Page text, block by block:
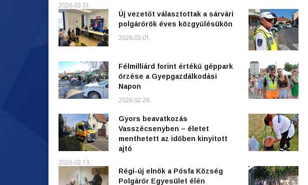
2026.03.01.
Új vezetőt választottak a sárvári
polgárőrök éves közgyűlésükön
2026.03.01.
Félmilliárd forint értékű géppark
őrzése a Gyepgazdálkodási
Napon
2026.02.28.
Gyors beavatkozás
Vasszécsenyben – életet
menthetett az időben kinyitott
ajtó
2026.02.13.
Régi-új elnök a Pósfa Község
Polgárőr Egyesület élén